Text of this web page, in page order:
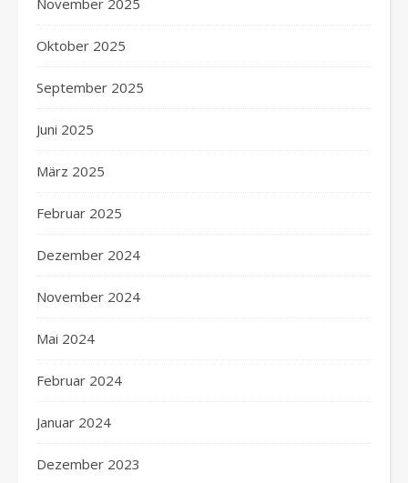
November 2025
Oktober 2025
September 2025
Juni 2025
März 2025
Februar 2025
Dezember 2024
November 2024
Mai 2024
Februar 2024
Januar 2024
Dezember 2023